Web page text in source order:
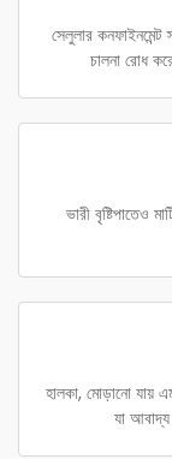
সেলুলার কনফাইনমেন্ট
চালনা রোধ
ভারী বৃষ্টিপাতেও
হালকা, মোড়ানো যায়
যা আবাদ্য